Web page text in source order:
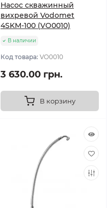
Насос скважинный
вихревой Vodomet
4SKM-100 (VO0010)
В наличии
Код товара: VO0010
3 630.00 грн.
В корзину